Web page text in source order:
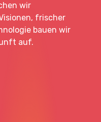
wir
frischer
bauen wir
auf.